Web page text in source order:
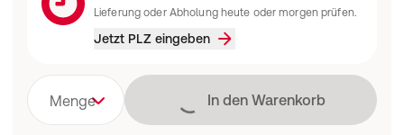
Lieferung oder Abholung heute oder morgen prüfen.
Jetzt PLZ eingeben
Menge Lädt
In den Warenkorb